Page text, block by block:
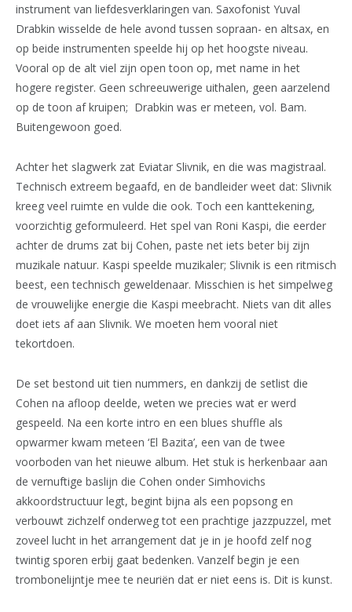
instrument van liefdesverklaringen van. Saxofonist Yuval
Drabkin wisselde de hele avond tussen sopraan- en altsax, en
op beide instrumenten speelde hij op het hoogste niveau.
Vooral op de alt viel zijn open toon op, met name in het
hogere register. Geen schreeuwerige uithalen, geen aarzelend
op de toon af kruipen; Drabkin was er meteen, vol. Bam.
Buitengewoon goed.
Achter het slagwerk zat Eviatar Slivnik, en die was magistraal.
Technisch extreem begaafd, en de bandleider weet dat: Slivnik
kreeg veel ruimte en vulde die ook. Toch een kanttekening,
voorzichtig geformuleerd. Het spel van Roni Kaspi, die eerder
achter de drums zat bij Cohen, paste net iets beter bij zijn
muzikale natuur. Kaspi speelde muzikaler; Slivnik is een ritmisch
beest, een technisch geweldenaar. Misschien is het simpelweg
de vrouwelijke energie die Kaspi meebracht. Niets van dit alles
doet iets af aan Slivnik. We moeten hem vooral niet
tekortdoen.
De set bestond uit tien nummers, en dankzij de setlist die
Cohen na afloop deelde, weten we precies wat er werd
gespeeld. Na een korte intro en een blues shuffle als
opwarmer kwam meteen ‘El Bazita’, een van de twee
voorboden van het nieuwe album. Het stuk is herkenbaar aan
de vernuftige baslijn die Cohen onder Simhovichs
akkoordstructuur legt, begint bijna als een popsong en
verbouwt zichzelf onderweg tot een prachtige jazzpuzzel, met
zoveel lucht in het arrangement dat je in je hoofd zelf nog
twintig sporen erbij gaat bedenken. Vanzelf begin je een
trombonelijntje mee te neuriën dat er niet eens is. Dit is kunst.